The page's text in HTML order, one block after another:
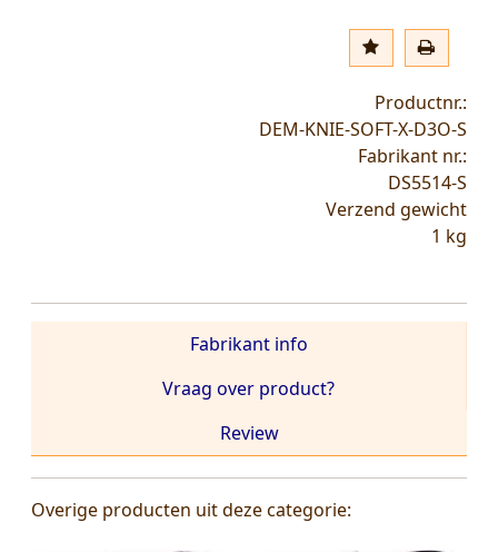
Productnr.:
DEM-KNIE-SOFT-X-D3O-S
Fabrikant nr.:
DS5514-S
Verzend gewicht
1 kg
Fabrikant info
Vraag over product?
Review
Overige producten uit deze categorie: